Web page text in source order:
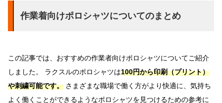
作業着向けポロシャツについてのまとめ
この記事では、おすすめの作業者向けポロシャツについてご紹介
しました。 ラクスルのポロシャツは100円から印刷（プリント）
や刺繍可能です。 さまざまな職場で働く方がより快適に、気持ち
よく働くことができるようなポロシャツを見つけるための参考に